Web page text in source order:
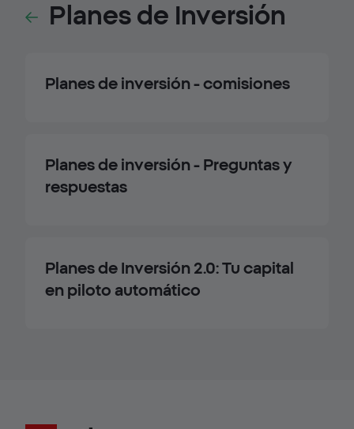
Planes de Inversión
Planes de inversión - comisiones
Planes de inversión - Preguntas y
respuestas
Planes de Inversión 2.0: Tu capital
en piloto automático